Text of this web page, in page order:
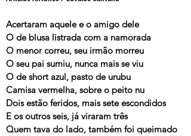
Acertaram aquele e o amigo dele
O de blusa listrada com a namorada
O menor correu, seu irmão morreu
O seu pai sumiu, nunca mais se viu
O de short azul, pasto de urubu
Camisa vermelha, sobre o peito nu
Dois estão feridos, mais sete escondidos
E os outros seis, já viraram três
Quem tava do lado, também foi queimado